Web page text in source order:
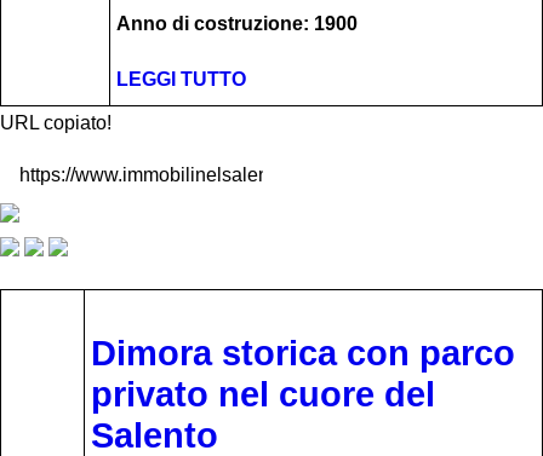
Anno di costruzione: 1900
LEGGI TUTTO
URL copiato!
Dimora storica con parco
privato nel cuore del
Salento